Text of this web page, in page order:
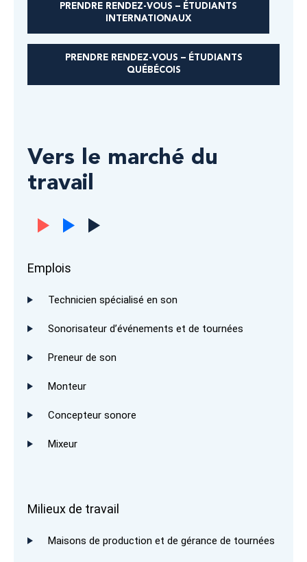
PRENDRE RENDEZ-VOUS – ÉTUDIANTS
INTERNATIONAUX
PRENDRE RENDEZ-VOUS – ÉTUDIANTS
QUÉBÉCOIS
Vers le marché du
travail
Emplois
Technicien spécialisé en son
Sonorisateur d’événements et de tournées
Preneur de son
Monteur
Concepteur sonore
Mixeur
Milieux de travail
Maisons de production et de gérance de tournées